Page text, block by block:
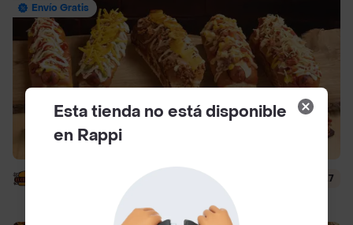
Envío Gratis
El Corral - Vaqueros
$ 5000
4.7
Esta tienda no está disponible
en Rappi